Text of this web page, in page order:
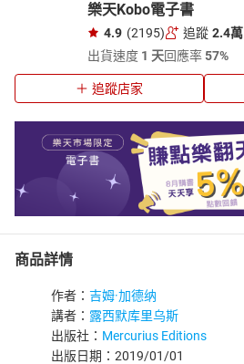
樂天Kobo電子書
4.9 (2195) 追蹤 2.4萬
出貨速度 1 天回應率57%
追蹤店家
商品詳情
作者： 吉姆·加德纳
講者： 露西默库里乌斯
出版社： Mercurius Editions
出版日期：2019/01/01